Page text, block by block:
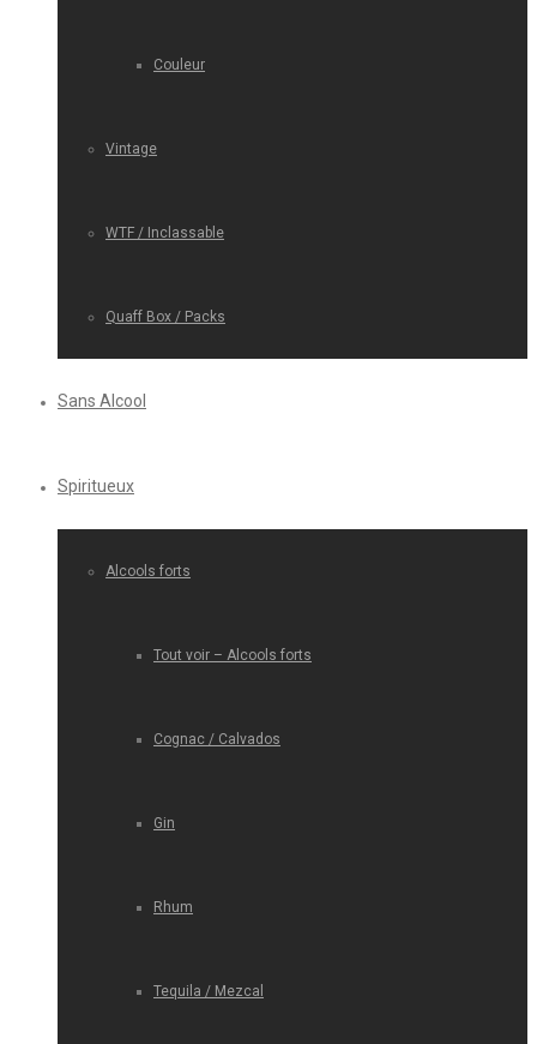
Couleur
Vintage
WTF / Inclassable
Quaff Box / Packs
Sans Alcool
Spiritueux
Alcools forts
Tout voir – Alcools forts
Cognac / Calvados
Gin
Rhum
Tequila / Mezcal